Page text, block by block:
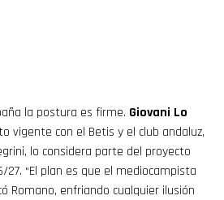
la postura es firme. Giovani Lo
vigente con el Betis y el club andaluz,
lo considera parte del proyecto
“El plan es que el mediocampista
Romano, enfriando cualquier ilusión